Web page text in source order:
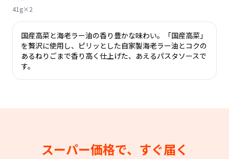
41g×2
国産高菜と海老ラー油の香り豊かな味わい。「国産高菜」
を贅沢に使用し、ピリッとした自家製海老ラー油とコクの
あるねりごまで香り高く仕上げた、あえるパスタソースで
す。
スーパー価格で、すぐ届く